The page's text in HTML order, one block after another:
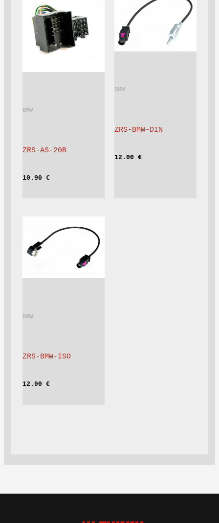
BMW
ZRS-AS-20B
10.90 €
ZRS-BMW-DIN
12.00 €
BMW
ZRS-BMW-ISO
12.00 €